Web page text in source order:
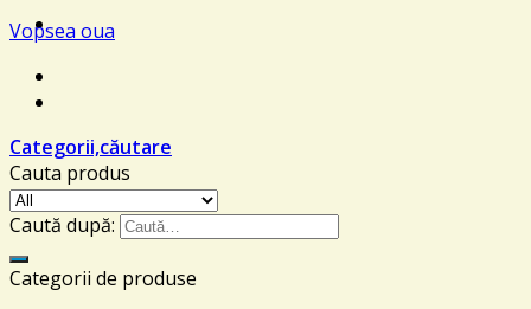
Vopsea oua
Categorii,căutare
Cauta produs
Caută după:
Categorii de produse